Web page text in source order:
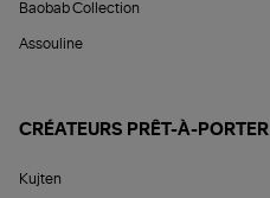
Baobab Collection
Assouline
CRÉATEURS PRÊT-À-PORTER
Kujten